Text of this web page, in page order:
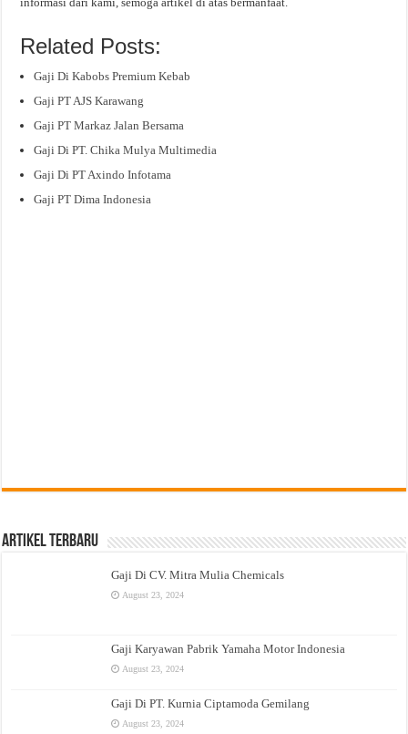
Related Posts:
Gaji Di Kabobs Premium Kebab
Gaji PT AJS Karawang
Gaji PT Markaz Jalan Bersama
Gaji Di PT. Chika Mulya Multimedia
Gaji Di PT Axindo Infotama
Gaji PT Dima Indonesia
Artikel Terbaru
Gaji Di CV. Mitra Mulia Chemicals
August 23, 2024
Gaji Karyawan Pabrik Yamaha Motor Indonesia
August 23, 2024
Gaji Di PT. Kurnia Ciptamoda Gemilang
August 23, 2024